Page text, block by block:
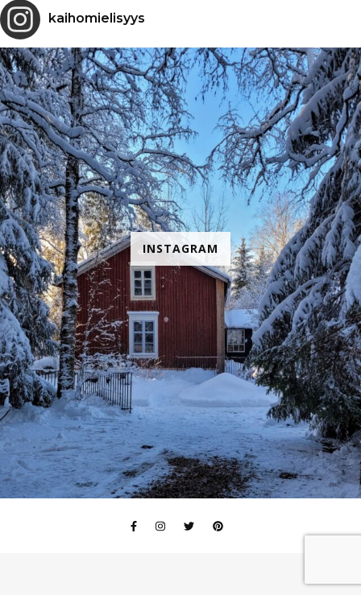
INSTAGRAM
kaihomielisyys